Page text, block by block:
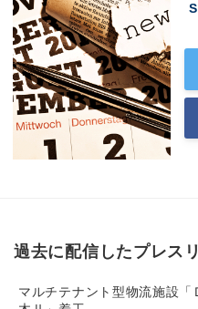
過去に配信したプレス
マルチテナント型物流施設「